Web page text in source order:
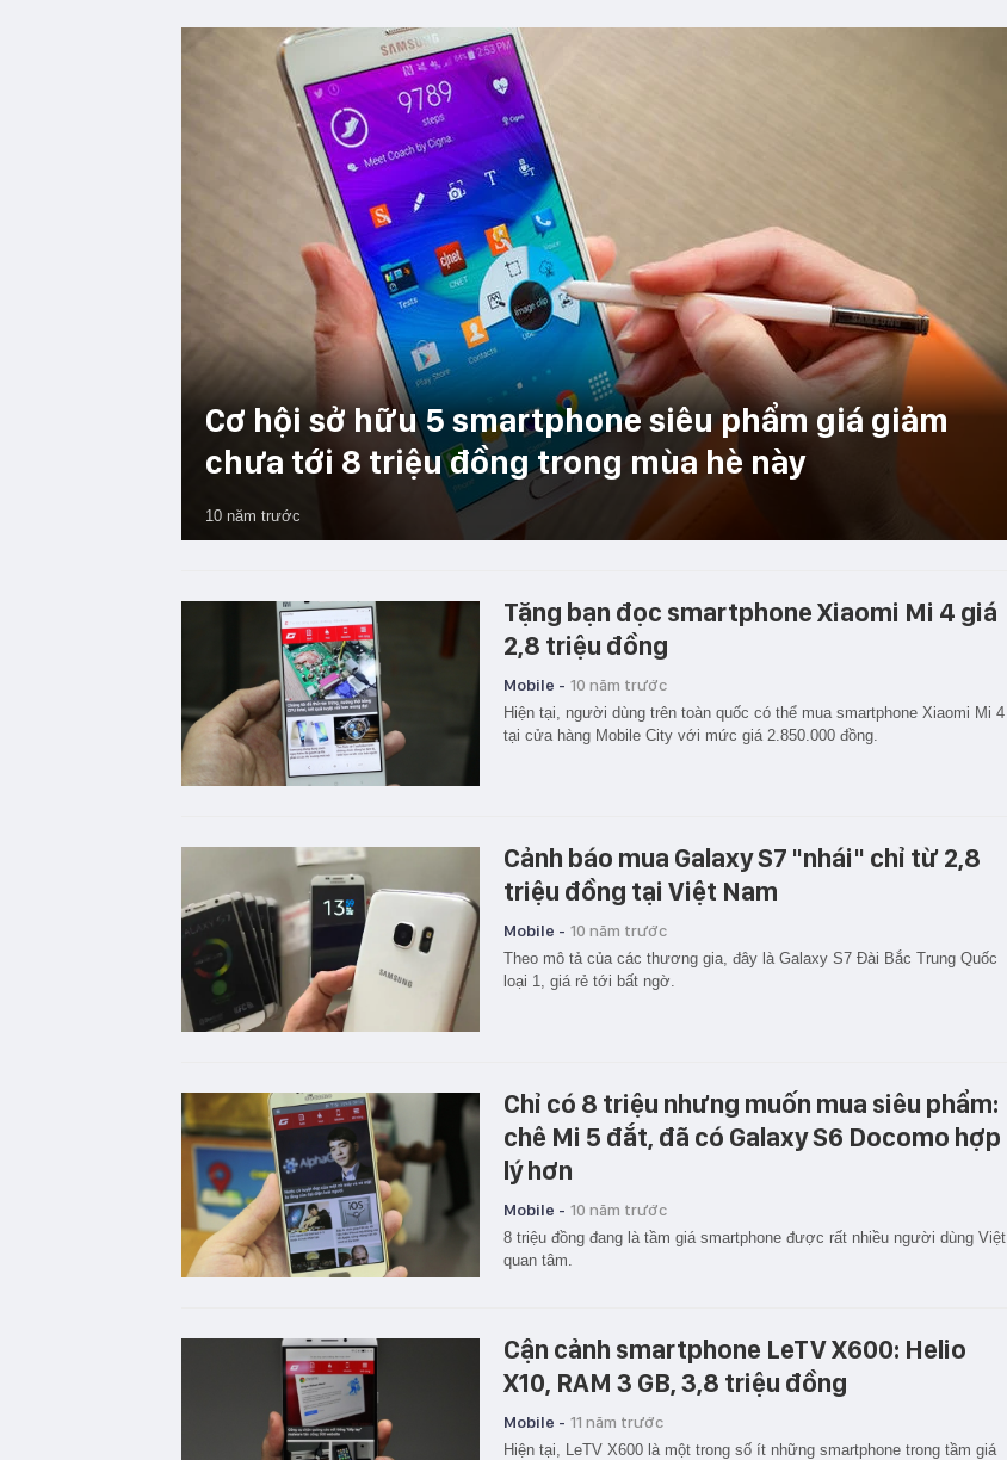
Cơ hội sở hữu 5 smartphone siêu phẩm giá giảm
chưa tới 8 triệu đồng trong mùa hè này
10 năm trước
Tặng bạn đọc smartphone Xiaomi Mi 4 giá
2,8 triệu đồng
Mobile - 10 năm trước
Hiện tại, người dùng trên toàn quốc có thể mua smartphone Xiaomi Mi 4
tại cửa hàng Mobile City với mức giá 2.850.000 đồng.
Cảnh báo mua Galaxy S7 "nhái" chỉ từ 2,8
triệu đồng tại Việt Nam
Mobile - 10 năm trước
Theo mô tả của các thương gia, đây là Galaxy S7 Đài Bắc Trung Quốc
loại 1, giá rẻ tới bất ngờ.
Chỉ có 8 triệu nhưng muốn mua siêu phẩm:
chê Mi 5 đắt, đã có Galaxy S6 Docomo hợp
lý hơn
Mobile - 10 năm trước
8 triệu đồng đang là tầm giá smartphone được rất nhiều người dùng Việt
quan tâm.
Cận cảnh smartphone LeTV X600: Helio
X10, RAM 3 GB, 3,8 triệu đồng
Mobile - 11 năm trước
Hiện tại, LeTV X600 là một trong số ít những smartphone trong tầm giá